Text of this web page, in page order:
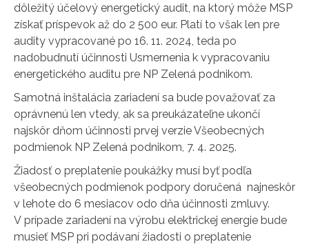
dôležitý účelový energetický audit, na ktorý môže MSP
získať príspevok až do 2 500 eur. Platí to však len pre
audity vypracované po 16. 11. 2024, teda po
nadobudnutí účinnosti Usmernenia k vypracovaniu
energetického auditu pre NP Zelená podnikom.
Samotná inštalácia zariadení sa bude považovať za
oprávnenú len vtedy, ak sa preukázateľne ukončí
najskôr dňom účinnosti prvej verzie Všeobecných
podmienok NP Zelená podnikom, 7. 4. 2025.
Žiadosť o preplatenie poukážky musí byť podľa
všeobecných podmienok podpory doručená najneskôr
v lehote do 6 mesiacov odo dňa účinnosti zmluvy.
V prípade zariadení na výrobu elektrickej energie bude
musieť MSP pri podávaní žiadosti o preplatenie